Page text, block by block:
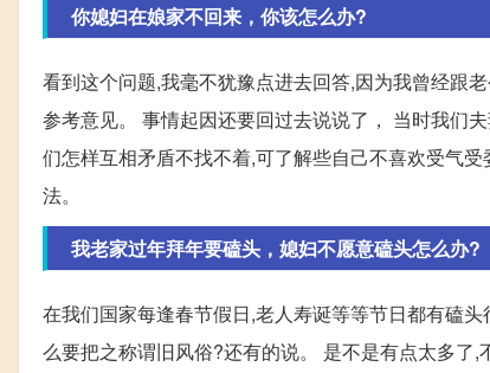
你媳妇在娘家不回来，你该怎么办?
看到这个问题,我毫不犹豫点进去回答,因为我曾经跟
参考意见。 事情起因还要回过去说说了， 当时我们
们怎样互相矛盾不找不着,可了解些自己不喜欢受气
法。
我老家过年拜年要磕头，媳妇不愿意磕头怎么办?
在我们国家每逢春节假日,老人寿诞等等节日都有磕
么要把之称谓旧风俗?还有的说。 是不是有点太多了